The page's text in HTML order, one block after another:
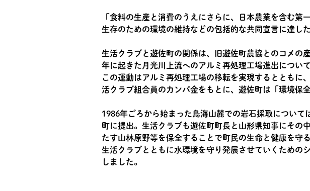
「食料の生産と消費のうえにさらに、日本農業を含む
生存のための環境の維持などの包括的な共同宣言に達し
生活クラブと遊佐町の関係は、旧遊佐町農協とのコメの
年に起きた月光川上流へのアルミ再処理工場進出につい
この運動はアルミ再処理工場の移転を実現するとともに
活クラブ組合員のカンパ金をもとに、遊佐町は「環境保
1986年ごろから始まった鳥海山麓での岩石採取につい
町に提出。生活クラブも遊佐町町長と山形県知事にその
たす山林原野等を保全することで町民の生命と健康を守
生活クラブとともに水環境を守り発展させていくための
しました。